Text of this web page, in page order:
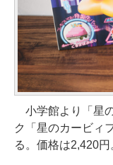
小学館より「星
ク「星のカービィ
る。価格は2,420円